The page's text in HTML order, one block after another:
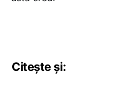
Citește și: